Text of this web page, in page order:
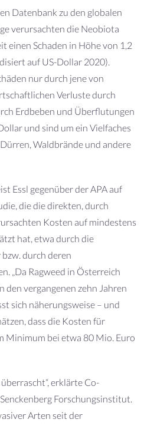
Datenbank zu den globalen
verursachten die Neobiota
einen Schaden in Höhe von 1,2
auf US-Dollar 2020).
nur durch jene von
Verluste durch
Erdbeben und Überflutungen
und sind um ein Vielfaches
Waldbrände und andere
Essl gegenüber der APA auf
die die direkten, durch
Kosten auf mindestens
hat, etwa durch die
durch deren
„Da Ragweed in Österreich
den vergangenen zehn Jahren
sich näherungsweise – und
dass die Kosten für
Minimum bei etwa 80 Mio. Euro
erklärte Co-
Forschungsinstitut.
Arten seit der